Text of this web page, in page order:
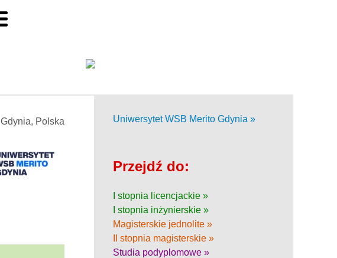
Gdynia, Polska Uniwersytet WSB Merito Gdynia »
Przejdź do:
I stopnia licencjackie »
I stopnia inżynierskie »
Magisterskie jednolite »
II stopnia magisterskie »
Studia podyplomowe »